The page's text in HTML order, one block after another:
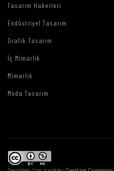
Tasarım Haberleri
Endüstriyel Tasarım
Grafik Tasarım
İç Mimarlık
Mimarlık
Moda Tasarım
Dergideki tüm içerikler Creative